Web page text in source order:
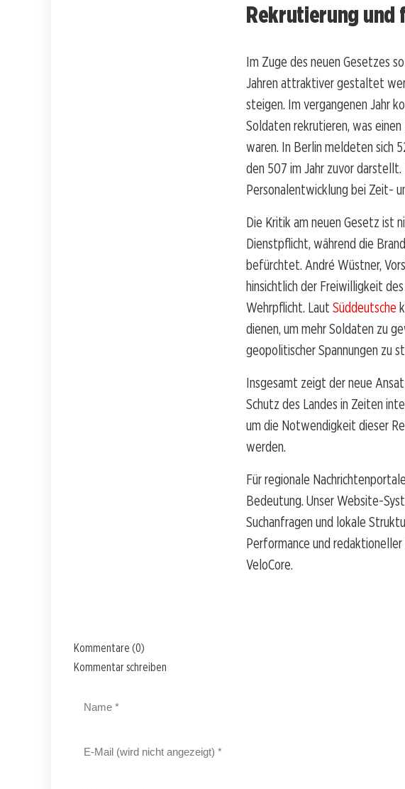
Rekrutierung und
Im Zuge des neuen Gesetzes
Jahren attraktiver gestaltet
steigen. Im vergangenen Jahr
Soldaten rekrutieren, was
waren. In Berlin meldeten sich
den 507 im Jahr zuvor
Personalentwicklung bei Zeit-
Die Kritik am neuen Gesetz ist
Dienstpflicht, während die
befürchtet. André Wüstner,
hinsichtlich der Freiwilligkeit
Wehrpflicht. Laut Süddeutsche
dienen, um mehr Soldaten zu
geopolitischer Spannungen zu
Insgesamt zeigt der neue
Schutz des Landes in Zeiten
um die Notwendigkeit dieser
werden.
Für regionale
Bedeutung. Unser Website-
Suchanfragen und lokale
Performance und
VeloCore.
Kommentare (0)
Kommentar schreiben